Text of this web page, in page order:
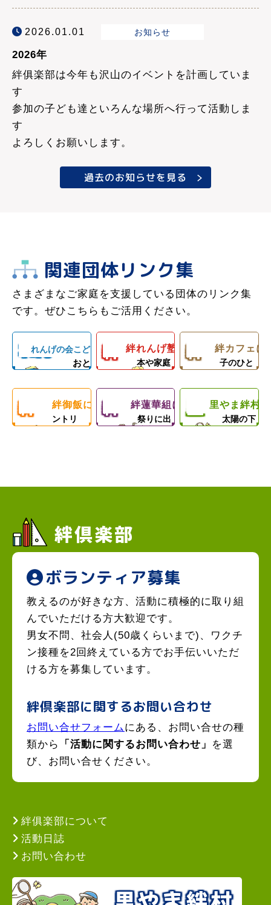
2026.01.01 お知らせ
2026年
絆俱楽部は今年も沢山のイベントを計画していま
す
参加の子ども達といろんな場所へ行って活動しま
す
よろしくお願いします。
過去のお知らせを見る
関連団体リンク集
さまざまなご家庭を支援している団体のリンク集
です。ぜひこちらもご活用ください。
れん
げの
会こ
ども
with
おと
だんらんのひ
ととき。人と
人の心の絆を
深める子ども
れんげの会こども食堂について
絆
ん
料理の基
本や家庭
室でお母さん
のお手伝いが
できるように
なろう！体験
絆れんげ塾について
フ
楽しい親
子のひと
子どもの居場
所！カフェラ
ンチ（軽食＆
絆カフェに
フードパ
ントリ
庭、障がい者
のいるご家庭
を愛情いっぱ
いの手作りご
飯＆食材配布
絆御飯について
絆
組
地域のお
祭りに出
子ども食堂＆
よるダンスレ
ッスン。
練習日には夕
食と食材配布
でお母さんを
絆蓮華組について
絆
思いきり
太陽の下
や農業体験、
キャンプ等の
野外活動を通
じて子どもた
ちの心の成長
里やま絆村
絆倶楽部
ボランティア募集
教えるのが好きな方、活動に積極的に取り組
んでいただける方大歓迎です。
男女不問、社会人(50歳くらいまで)、ワクチ
ン接種を2回終えている方でお手伝いいただ
ける方を募集しています。
絆倶楽部に関するお問い合わせ
お問い合せフォームにある、お問い合せの種
類から
「活動に関するお問い合わせ」
を選
び、お問い合せください。
絆俱楽部について
活動日誌
お問い合わせ